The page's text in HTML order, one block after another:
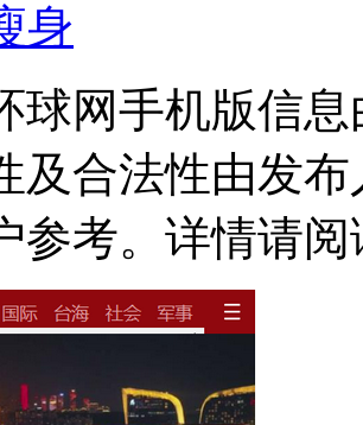
身
球网手机版信
及合法性由发
参考。详情请